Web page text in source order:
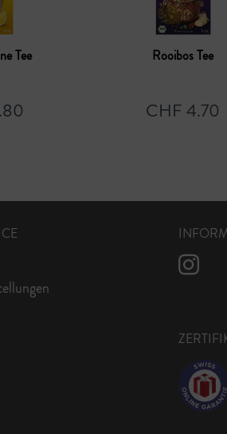
Tee Rooibos Tee
CHF 4.70